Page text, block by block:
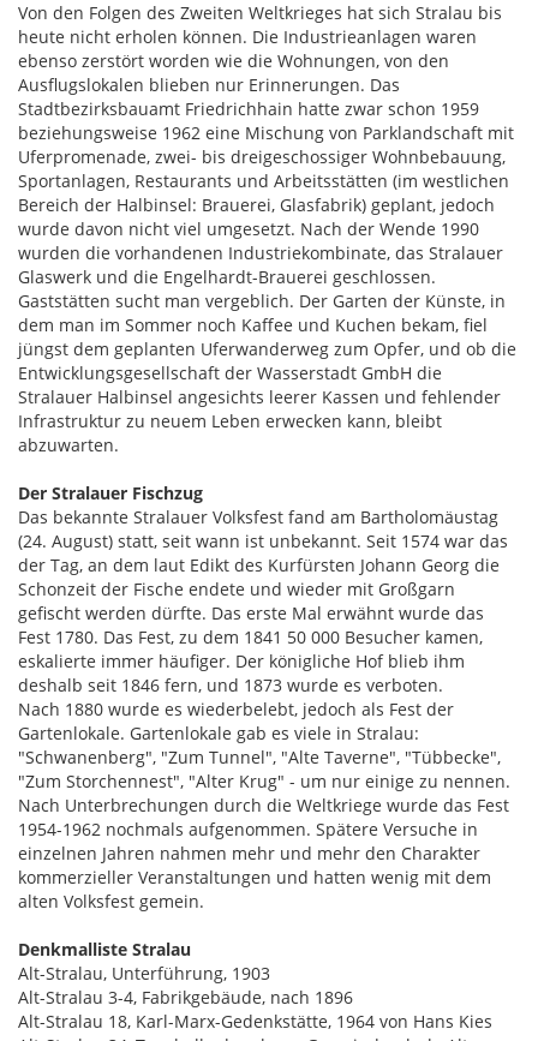
Von den Folgen des Zweiten Weltkrieges hat sich Stralau bis
heute nicht erholen können. Die Industrieanlagen waren
ebenso zerstört worden wie die Wohnungen, von den
Ausflugslokalen blieben nur Erinnerungen. Das
Stadtbezirksbauamt Friedrichhain hatte zwar schon 1959
beziehungsweise 1962 eine Mischung von Parklandschaft mit
Uferpromenade, zwei- bis dreigeschossiger Wohnbebauung,
Sportanlagen, Restaurants und Arbeitsstätten (im westlichen
Bereich der Halbinsel: Brauerei, Glasfabrik) geplant, jedoch
wurde davon nicht viel umgesetzt. Nach der Wende 1990
wurden die vorhandenen Industriekombinate, das Stralauer
Glaswerk und die Engelhardt-Brauerei geschlossen.
Gaststätten sucht man vergeblich. Der Garten der Künste, in
dem man im Sommer noch Kaffee und Kuchen bekam, fiel
jüngst dem geplanten Uferwanderweg zum Opfer, und ob die
Entwicklungsgesellschaft der Wasserstadt GmbH die
Stralauer Halbinsel angesichts leerer Kassen und fehlender
Infrastruktur zu neuem Leben erwecken kann, bleibt
abzuwarten.
Der Stralauer Fischzug
Das bekannte Stralauer Volksfest fand am Bartholomäustag
(24. August) statt, seit wann ist unbekannt. Seit 1574 war das
der Tag, an dem laut Edikt des Kurfürsten Johann Georg die
Schonzeit der Fische endete und wieder mit Großgarn
gefischt werden dürfte. Das erste Mal erwähnt wurde das
Fest 1780. Das Fest, zu dem 1841 50 000 Besucher kamen,
eskalierte immer häufiger. Der königliche Hof blieb ihm
deshalb seit 1846 fern, und 1873 wurde es verboten.
Nach 1880 wurde es wiederbelebt, jedoch als Fest der
Gartenlokale. Gartenlokale gab es viele in Stralau:
"Schwanenberg", "Zum Tunnel", "Alte Taverne", "Tübbecke",
"Zum Storchennest", "Alter Krug" - um nur einige zu nennen.
Nach Unterbrechungen durch die Weltkriege wurde das Fest
1954-1962 nochmals aufgenommen. Spätere Versuche in
einzelnen Jahren nahmen mehr und mehr den Charakter
kommerzieller Veranstaltungen und hatten wenig mit dem
alten Volksfest gemein.
Denkmalliste Stralau
Alt-Stralau, Unterführung, 1903
Alt-Stralau 3-4, Fabrikgebäude, nach 1896
Alt-Stralau 18, Karl-Marx-Gedenkstätte, 1964 von Hans Kies